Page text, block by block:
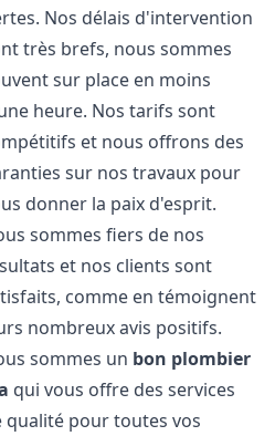
Nos délais d'intervention
très brefs, nous sommes
sur place en moins
heure. Nos tarifs sont
et nous offrons des
sur nos travaux pour
donner la paix d'esprit.
sommes fiers de nos
et nos clients sont
comme en témoignent
nombreux avis positifs.
sommes un bon plombier
qui vous offre des services
qualité pour toutes vos